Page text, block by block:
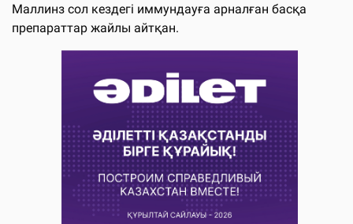
Маллинз сол кездегі иммундауға арналған басқа
препараттар жайлы айтқан.